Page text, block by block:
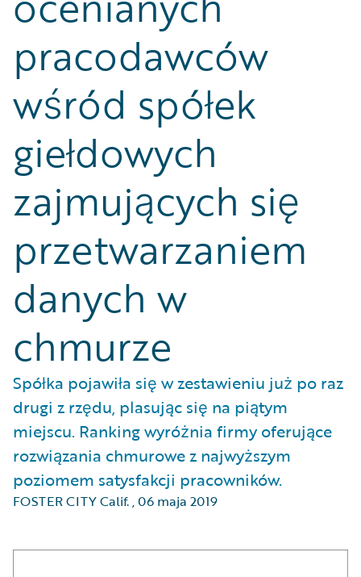
pracodawców
wśród spółek
giełdowych
zajmujących się
przetwarzaniem
danych w
chmurze
Spółka pojawiła się w zestawieniu już po raz
drugi z rzędu, plasując się na piątym
miejscu. Ranking wyróżnia firmy oferujące
rozwiązania chmurowe z najwyższym
poziomem satysfakcji pracowników.
FOSTER CITY Calif.,06 maja 2019